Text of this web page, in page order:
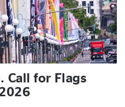
Call for Flags